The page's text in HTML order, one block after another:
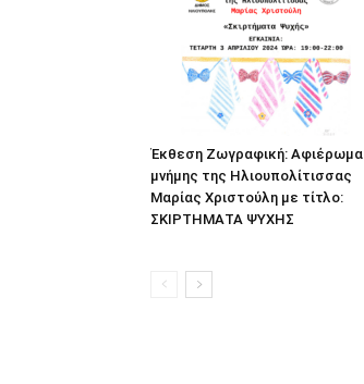
Έκθεση Ζωγραφική: Αφιέρωμα
μνήμης της Ηλιουπολίτισσας
Μαρίας Χριστούλη με τίτλο:
ΣΚΙΡΤΗΜΑΤΑ ΨΥΧΗΣ